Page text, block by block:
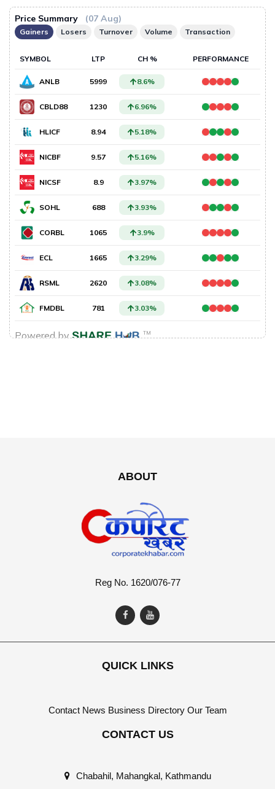
ABOUT
Reg No. 1620/076-77
QUICK LINKS
Contact News Business Directory Our Team
CONTACT US
Chabahil, Mahangkal, Kathmandu